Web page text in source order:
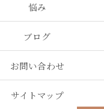
悩み
ブログ
お問い合わせ
サイトマップ